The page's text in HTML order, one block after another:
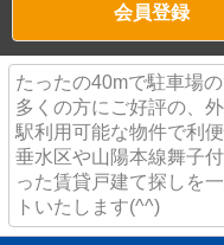
会員登録
たったの40mで駐車場
多くの方にご好評の、
駅利用可能な物件で利
垂水区や山陽本線舞子
った賃貸戸建て探しを
トいたします(^^)